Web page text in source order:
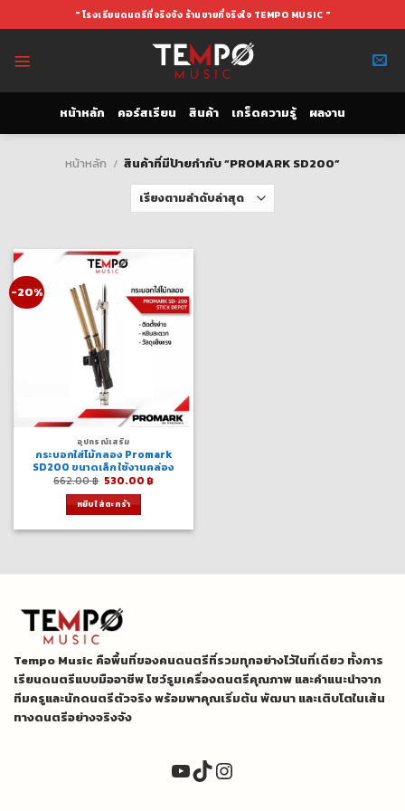
to
" โรงเรียนดนตรีที่จริงจัง ร้านขายที่จริงใจ TEMPO MUSIC "
หน้าหลัก คอร์สเรียน สินค้า เกร็ดความรู้ ผลงาน
หน้าหลัก / สินค้าที่มีป้ายกำกับ “PROMARK SD200”
-20%
อุปกรณ์เสริม
กระบอกใส่ไม้กลอง Promark
SD200 ขนาดเล็ก ใช้งานคล่อง
662.00฿ Original
was:
662.00 ฿.
530.00 ฿Current
หยิบใส่ตะกร้า
Tempo Music คือพื้นที่ของคนดนตรีที่รวมทุกอย่างไว้ในที่เดียว ทั้งการ
เรียนดนตรีแบบมืออาชีพ โชว์รูมเครื่องดนตรีคุณภาพ และคำแนะนำจาก
ทีมครูและนักดนตรีตัวจริง พร้อมพาคุณเริ่มต้น พัฒนา และเติบโตในเส้น
ทางดนตรีอย่างจริงจัง
YouTube
TikTok
Instagram